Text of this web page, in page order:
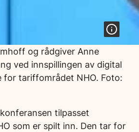
og rådgiver Anne
ved innspillingen av digital
for tariffområdet NHO. Foto:
tilpasset
som er spilt inn. Den tar for